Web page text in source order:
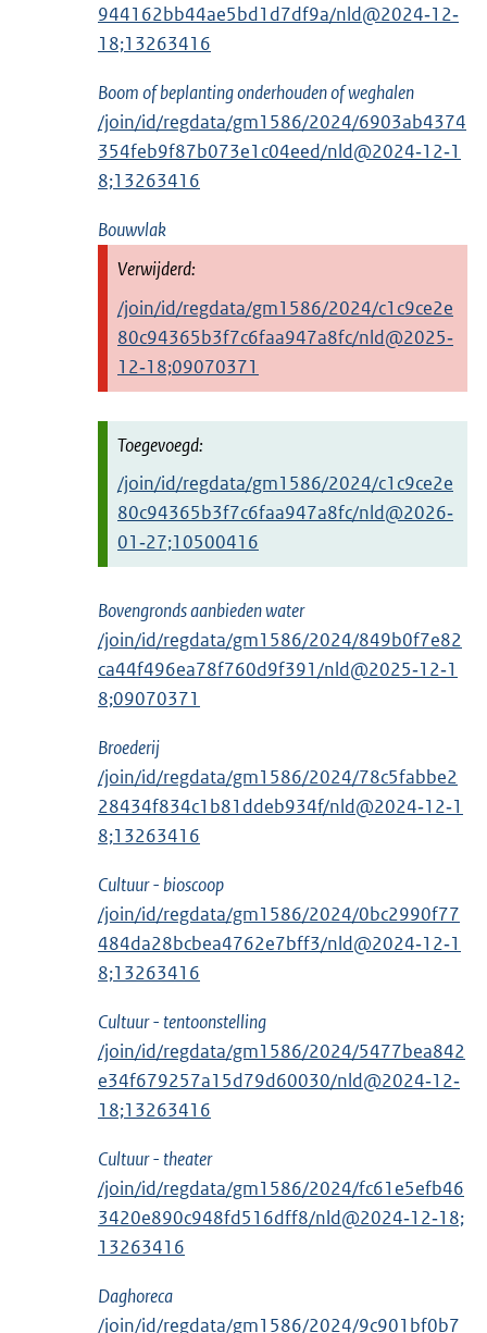
944162bb44ae5bd1d7df9a/nld@2024‑12‑
18;13263416
Boom of beplanting onderhouden of weghalen
/join/id/regdata/gm1586/2024/6903ab4374
354feb9f87b073e1c04eed/nld@2024‑12‑1
8;13263416
Bouwvlak
/join/id/regdata/gm1586/2024/c1c9ce2e
80c94365b3f7c6faa947a8fc/nld@2025‑
12‑18;09070371
/join/id/regdata/gm1586/2024/c1c9ce2e
80c94365b3f7c6faa947a8fc/nld@2026‑
01‑27;10500416
Bovengronds aanbieden water
/join/id/regdata/gm1586/2024/849b0f7e82
ca44f496ea78f760d9f391/nld@2025‑12‑1
8;09070371
Broederij
/join/id/regdata/gm1586/2024/78c5fabbe2
28434f834c1b81ddeb934f/nld@2024‑12‑1
8;13263416
Cultuur - bioscoop
/join/id/regdata/gm1586/2024/0bc2990f77
484da28bcbea4762e7bff3/nld@2024‑12‑1
8;13263416
Cultuur - tentoonstelling
/join/id/regdata/gm1586/2024/5477bea842
e34f679257a15d79d60030/nld@2024‑12‑
18;13263416
Cultuur - theater
/join/id/regdata/gm1586/2024/fc61e5efb46
3420e890c948fd516dff8/nld@2024‑12‑18;
13263416
Daghoreca
/join/id/regdata/gm1586/2024/9c901bf0b7